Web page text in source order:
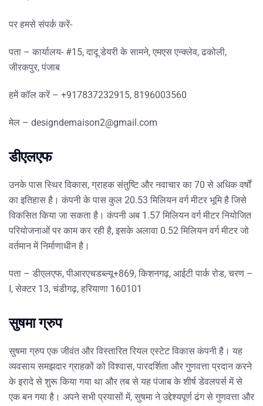
पर हमसे संपर्क करें-
पता – कार्यालय- #15, दादू डेयरी के सामने, एमएस एन्क्लेव, ढकोली,
जीरकपुर, पंजाब
हमें कॉल करें – +917837232915, 8196003560
मेल – designdemaison2@gmail.com
डीएलएफ
उनके पास स्थिर विकास, ग्राहक संतुष्टि और नवाचार का 70 से अधिक वर्षों
का इतिहास है। कंपनी के पास कुल 20.53 मिलियन वर्ग मीटर भूमि है जिसे
विकसित किया जा सकता है। कंपनी अब 1.57 मिलियन वर्ग मीटर नियोजित
परियोजनाओं पर काम कर रही है, इसके अलावा 0.52 मिलियन वर्ग मीटर जो
वर्तमान में निर्माणाधीन है।
पता – डीएलएफ, पीआरएचडब्ल्यू+869, किशनगढ़, आईटी पार्क रोड, चरण –
I, सेक्टर 13, चंडीगढ़, हरियाणा 160101
सुषमा ग्रुप
सुषमा ग्रुप एक जीवंत और विस्तारित रियल एस्टेट विकास कंपनी है। यह
व्यवसाय समझदार ग्राहकों को विश्वास, पारदर्शिता और गुणवत्ता प्रदान करने
के इरादे से शुरू किया गया था और तब से यह पंजाब के शीर्ष डेवलपर्स में से
एक बन गया है। अपने सभी प्रयासों में, सुषमा ने उद्देश्यपूर्ण ढंग से गुणवत्ता और